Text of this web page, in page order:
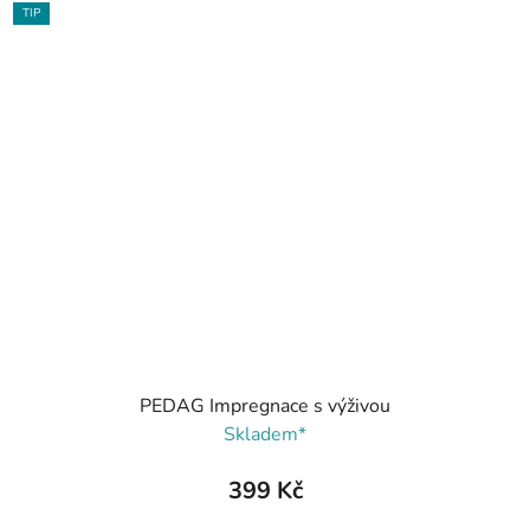
TIP
PEDAG Impregnace s výživou
Skladem*
399 Kč